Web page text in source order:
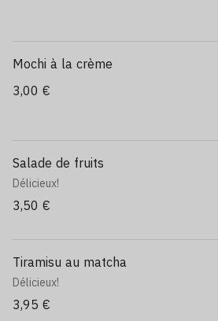
Mochi à la crème
3,00 €
Salade de fruits
Délicieux!
3,50 €
Tiramisu au matcha
Délicieux!
3,95 €